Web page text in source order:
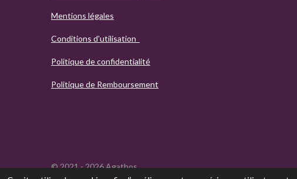
Mentions légales
Conditions d'utilisation
Politique de confidentialité
Politique de Remboursement
© 2021 - 2026 Agathos